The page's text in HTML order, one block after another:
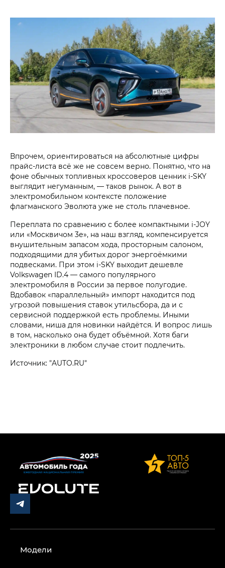
Впрочем, ориентироваться на абсолютные цифры
прайс-листа всё же не совсем верно. Понятно, что на
фоне обычных топливных кроссоверов ценник i‑SKY
выглядит негуманным, — таков рынок. А вот в
электромобильном контексте положение
флагманского Эволюта уже не столь плачевное.
Переплата по сравнению с более компактными i‑JOY
или «Москвичом 3е», на наш взгляд, компенсируется
внушительным запасом хода, просторным салоном,
подходящими для убитых дорог энергоёмкими
подвесками. При этом i‑SKY выходит дешевле
Volkswagen ID.4 — самого популярного
электромобиля в России за первое полугодие.
Вдобавок «параллельный» импорт находится под
угрозой повышения ставок утильсбора, да и с
сервисной поддержкой есть проблемы. Иными
словами, ниша для новинки найдётся. И вопрос лишь
в том, насколько она будет объёмной. Хотя баги
электроники в любом случае стоит подлечить.
Источник: "AUTO.RU"
Модели